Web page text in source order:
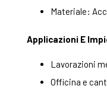
Materiale:
Applicazioni E
Lavorazioni
Officina e